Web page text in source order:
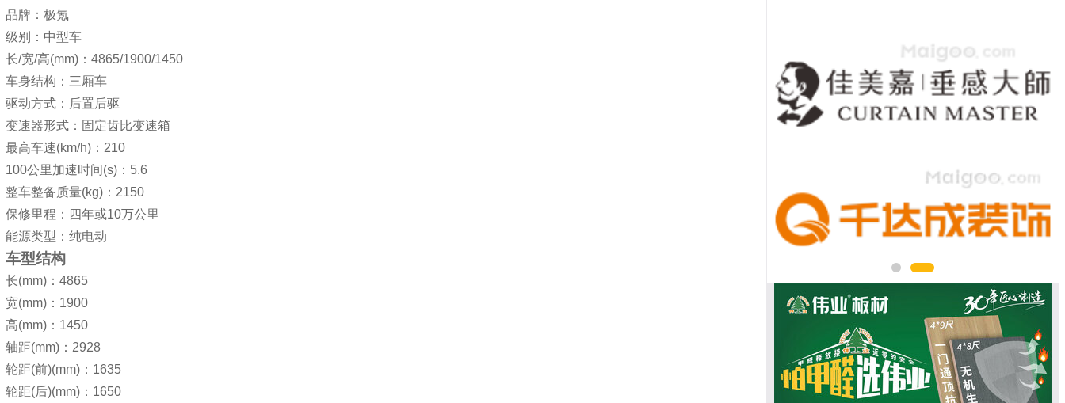
品牌：极氪
级别：中型车
长/宽/高(mm)：4865/1900/1450
车身结构：三厢车
驱动方式：后置后驱
变速器形式：固定齿比变速箱
最高车速(km/h)：210
100公里加速时间(s)：5.6
整车整备质量(kg)：2150
保修里程：四年或10万公里
能源类型：纯电动
车型结构
长(mm)：4865
宽(mm)：1900
高(mm)：1450
轴距(mm)：2928
轮距(前)(mm)：1635
轮距(后)(mm)：1650